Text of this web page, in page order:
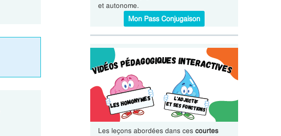
et autonome.
Mon Pass Conjugaison
Les leçons abordées dans ces courtes